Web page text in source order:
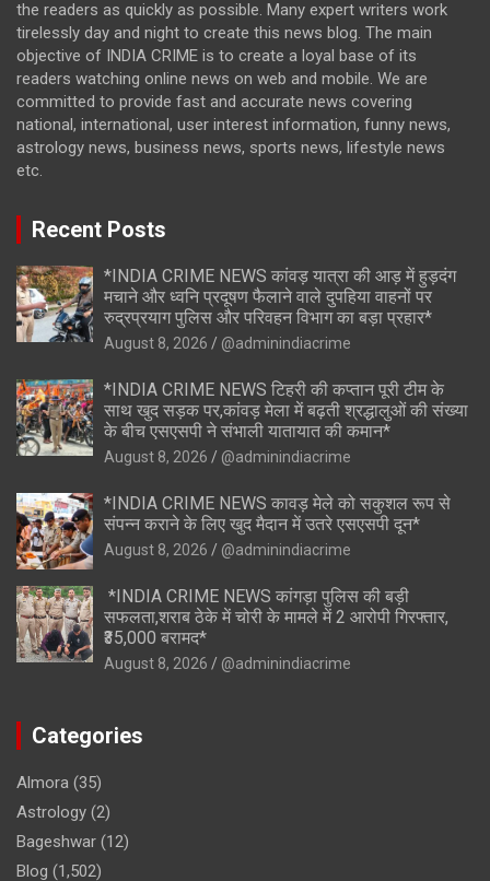
the readers as quickly as possible. Many expert writers work
tirelessly day and night to create this news blog. The main
objective of INDIA CRIME is to create a loyal base of its
readers watching online news on web and mobile. We are
committed to provide fast and accurate news covering
national, international, user interest information, funny news,
astrology news, business news, sports news, lifestyle news
etc.
Recent Posts
*INDIA CRIME NEWS कांवड़ यात्रा की आड़ में हुड़दंग
मचाने और ध्वनि प्रदूषण फैलाने वाले दुपहिया वाहनों पर
रुद्रप्रयाग पुलिस और परिवहन विभाग का बड़ा प्रहार*
August 8, 2026 @adminindiacrime
*INDIA CRIME NEWS टिहरी की कप्तान पूरी टीम के
साथ खुद सड़क पर,कांवड़ मेला में बढ़ती श्रद्धालुओं की संख्या
के बीच एसएसपी ने संभाली यातायात की कमान*
August 8, 2026 @adminindiacrime
*INDIA CRIME NEWS कावड़ मेले को सकुशल रूप से
संपन्न कराने के लिए खुद मैदान में उतरे एसएसपी दून*
August 8, 2026 @adminindiacrime
*INDIA CRIME NEWS कांगड़ा पुलिस की बड़ी
सफलता,शराब ठेके में चोरी के मामले में 2 आरोपी गिरफ्तार,
₹35,000 बरामद*
August 8, 2026 @adminindiacrime
Categories
Almora (35)
Astrology (2)
Bageshwar (12)
Blog (1,502)